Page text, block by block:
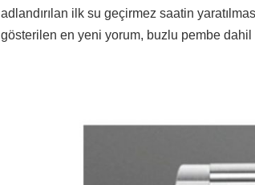
adlandırılan ilk su geçirmez saatin
gösterilen en yeni yorum, buzlu pembe